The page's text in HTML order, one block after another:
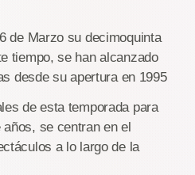
de Marzo su decimoquinta
tiempo, se han alcanzado
desde su apertura en 1995
de esta temporada para
se centran en el
a lo largo de la